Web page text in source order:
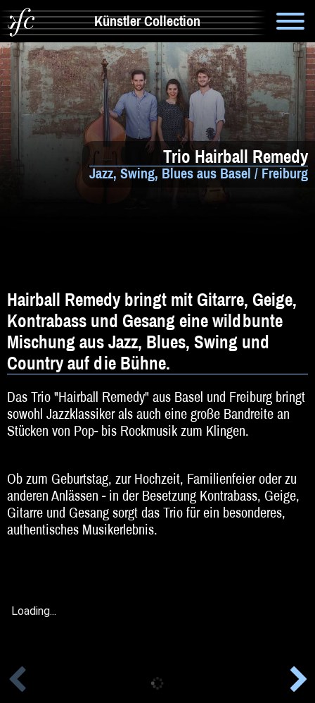
Künstler Collection
Suche
Info
Artistik & Tanz
Bands
Solomusiker
Comedy
DJ
Hochzeitsband
Jazz & Swing
Klassische Musik
Latin & Salsa
Oktoberfestband
Rockband
Schlagerband
Sonstiges
Beratung
Impressum
Jazz, Swing, Blues aus Basel / Freiburg
Trio Hairball Remedy
Hairball Remedy bringt mit Gitarre, Geige,
Kontrabass und Gesang eine wildbunte
Mischung aus Jazz, Blues, Swing und
Country auf die Bühne.
Das Trio "Hairball Remedy" aus Basel und Freiburg bringt
sowohl Jazzklassiker als auch eine große Bandreite an
Stücken von Pop- bis Rockmusik zum Klingen.
Ob zum Geburtstag, zur Hochzeit, Familienfeier oder zu
anderen Anlässen - in der Besetzung Kontrabass, Geige,
Gitarre und Gesang sorgt das Trio für ein besonderes,
authentisches Musikerlebnis.
Loading...
Loading...
Das Graurotgrüne Großstadtlied
Der Fuchs